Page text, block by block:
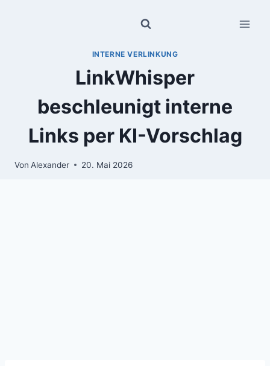
INTERNE VERLINKUNG
LinkWhisper
beschleunigt interne
Links per KI-Vorschlag
Von Alexander 20. Mai 2026